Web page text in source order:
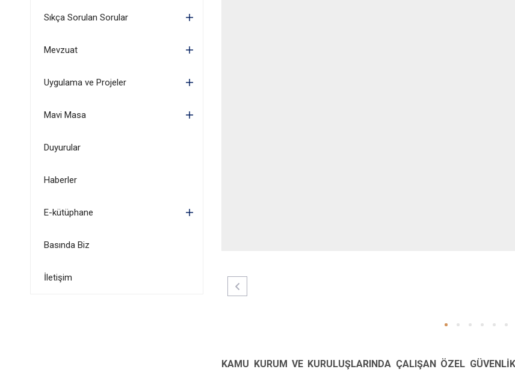
Sıkça Sorulan Sorular
Mevzuat
Uygulama ve Projeler
Mavi Masa
Duyurular
Haberler
E-kütüphane
Basında Biz
İletişim
KAMU KURUM VE KURULUŞLARINDA ÇALIŞAN ÖZEL